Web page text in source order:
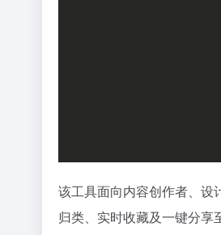
该工具面向内容创作者、设
归类、实时收藏及一键分享